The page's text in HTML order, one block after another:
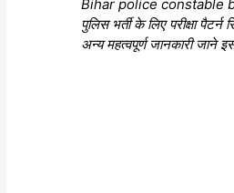
Bihar police constable
पुलिस भर्ती के लिए परीक्षा पैटर्न
अन्य महत्वपूर्ण जानकारी जाने